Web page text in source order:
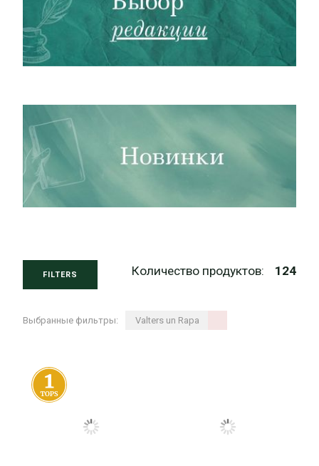
FILTERS Количество продуктов: 124
Выбранные фильтры: Valters un Rapa